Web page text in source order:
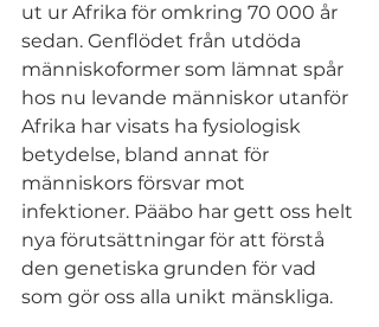
ut ur Afrika för omkring 70 000 år
sedan. Genflödet från utdöda
människoformer som lämnat spår
hos nu levande människor utanför
Afrika har visats ha fysiologisk
betydelse, bland annat för
människors försvar mot
infektioner. Pääbo har gett oss helt
nya förutsättningar för att förstå
den genetiska grunden för vad
som gör oss alla unikt mänskliga.